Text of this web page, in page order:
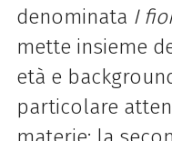
denominata I
mette insieme
età e
particolare